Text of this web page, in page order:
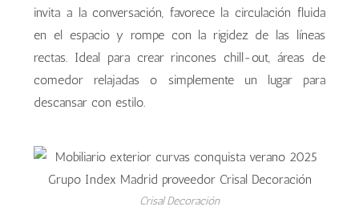
invita a la conversación, favorece la circulación fluida
en el espacio y rompe con la rigidez de las líneas
rectas. Ideal para crear rincones chill-out, áreas de
comedor relajadas o simplemente un lugar para
descansar con estilo.
Crisal Decoración